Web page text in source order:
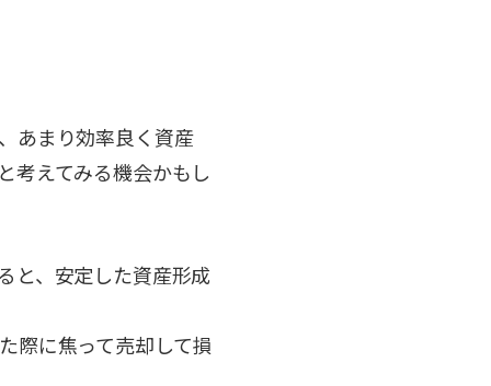
あまり効率良く資産
考えてみる機会かもし
と、安定した資産形成
際に焦って売却して損